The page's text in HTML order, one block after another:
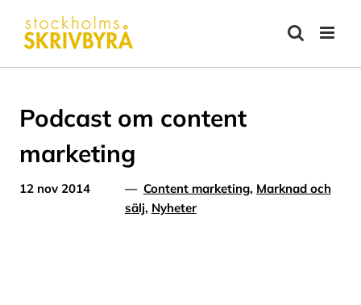
innehållet
Podcast om content
marketing
12 nov 2014 — Content marketing, Marknad och
sälj, Nyheter